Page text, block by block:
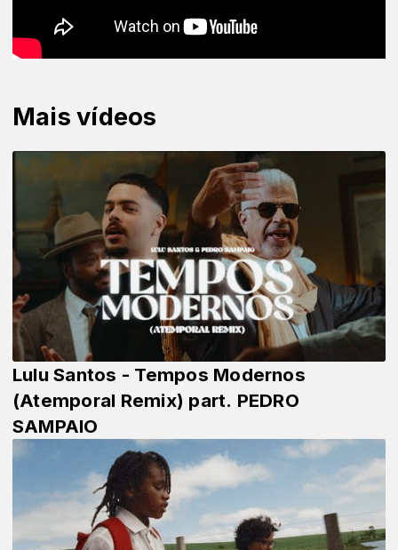
Mais vídeos
Lulu Santos - Tempos Modernos
(Atemporal Remix) part. PEDRO
SAMPAIO